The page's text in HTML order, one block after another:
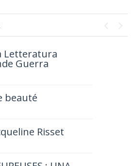
Letteratura
Guerra
beauté
Risset
Letteratura italiana
: AH, LES
TEMPS